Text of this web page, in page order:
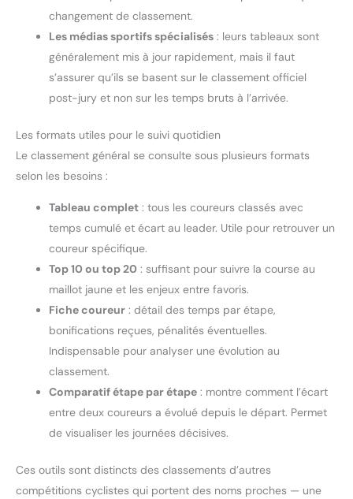
changement de classement.
Les médias sportifs spécialisés : leurs tableaux sont
généralement mis à jour rapidement, mais il faut
s’assurer qu’ils se basent sur le classement officiel
post-jury et non sur les temps bruts à l’arrivée.
Les formats utiles pour le suivi quotidien
Le classement général se consulte sous plusieurs formats
selon les besoins :
Tableau complet : tous les coureurs classés avec
temps cumulé et écart au leader. Utile pour retrouver un
coureur spécifique.
Top 10 ou top 20 : suffisant pour suivre la course au
maillot jaune et les enjeux entre favoris.
Fiche coureur : détail des temps par étape,
bonifications reçues, pénalités éventuelles.
Indispensable pour analyser une évolution au
classement.
Comparatif étape par étape : montre comment l’écart
entre deux coureurs a évolué depuis le départ. Permet
de visualiser les journées décisives.
Ces outils sont distincts des classements d’autres
compétitions cyclistes qui portent des noms proches — une